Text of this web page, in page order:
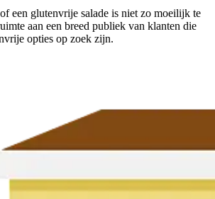
een glutenvrije salade is niet zo moeilijk te
aan een breed publiek van klanten die
opties op zoek zijn.